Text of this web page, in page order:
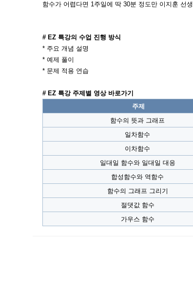
함수가 어렵다면 1주일에 딱 30분 정도만 이지훈 선
# EZ 특강의 수업 진행 방식
* 주요 개념 설명
* 예제 풀이
* 문제 적용 연습
# EZ 특강 주제별 영상 바로가기
주제
함수의 뜻과 그래프
일차함수
이차함수
일대일 함수와 일대일 대응
합성함수와 역함수
함수의 그래프 그리기
절댓값 함수
가우스 함수